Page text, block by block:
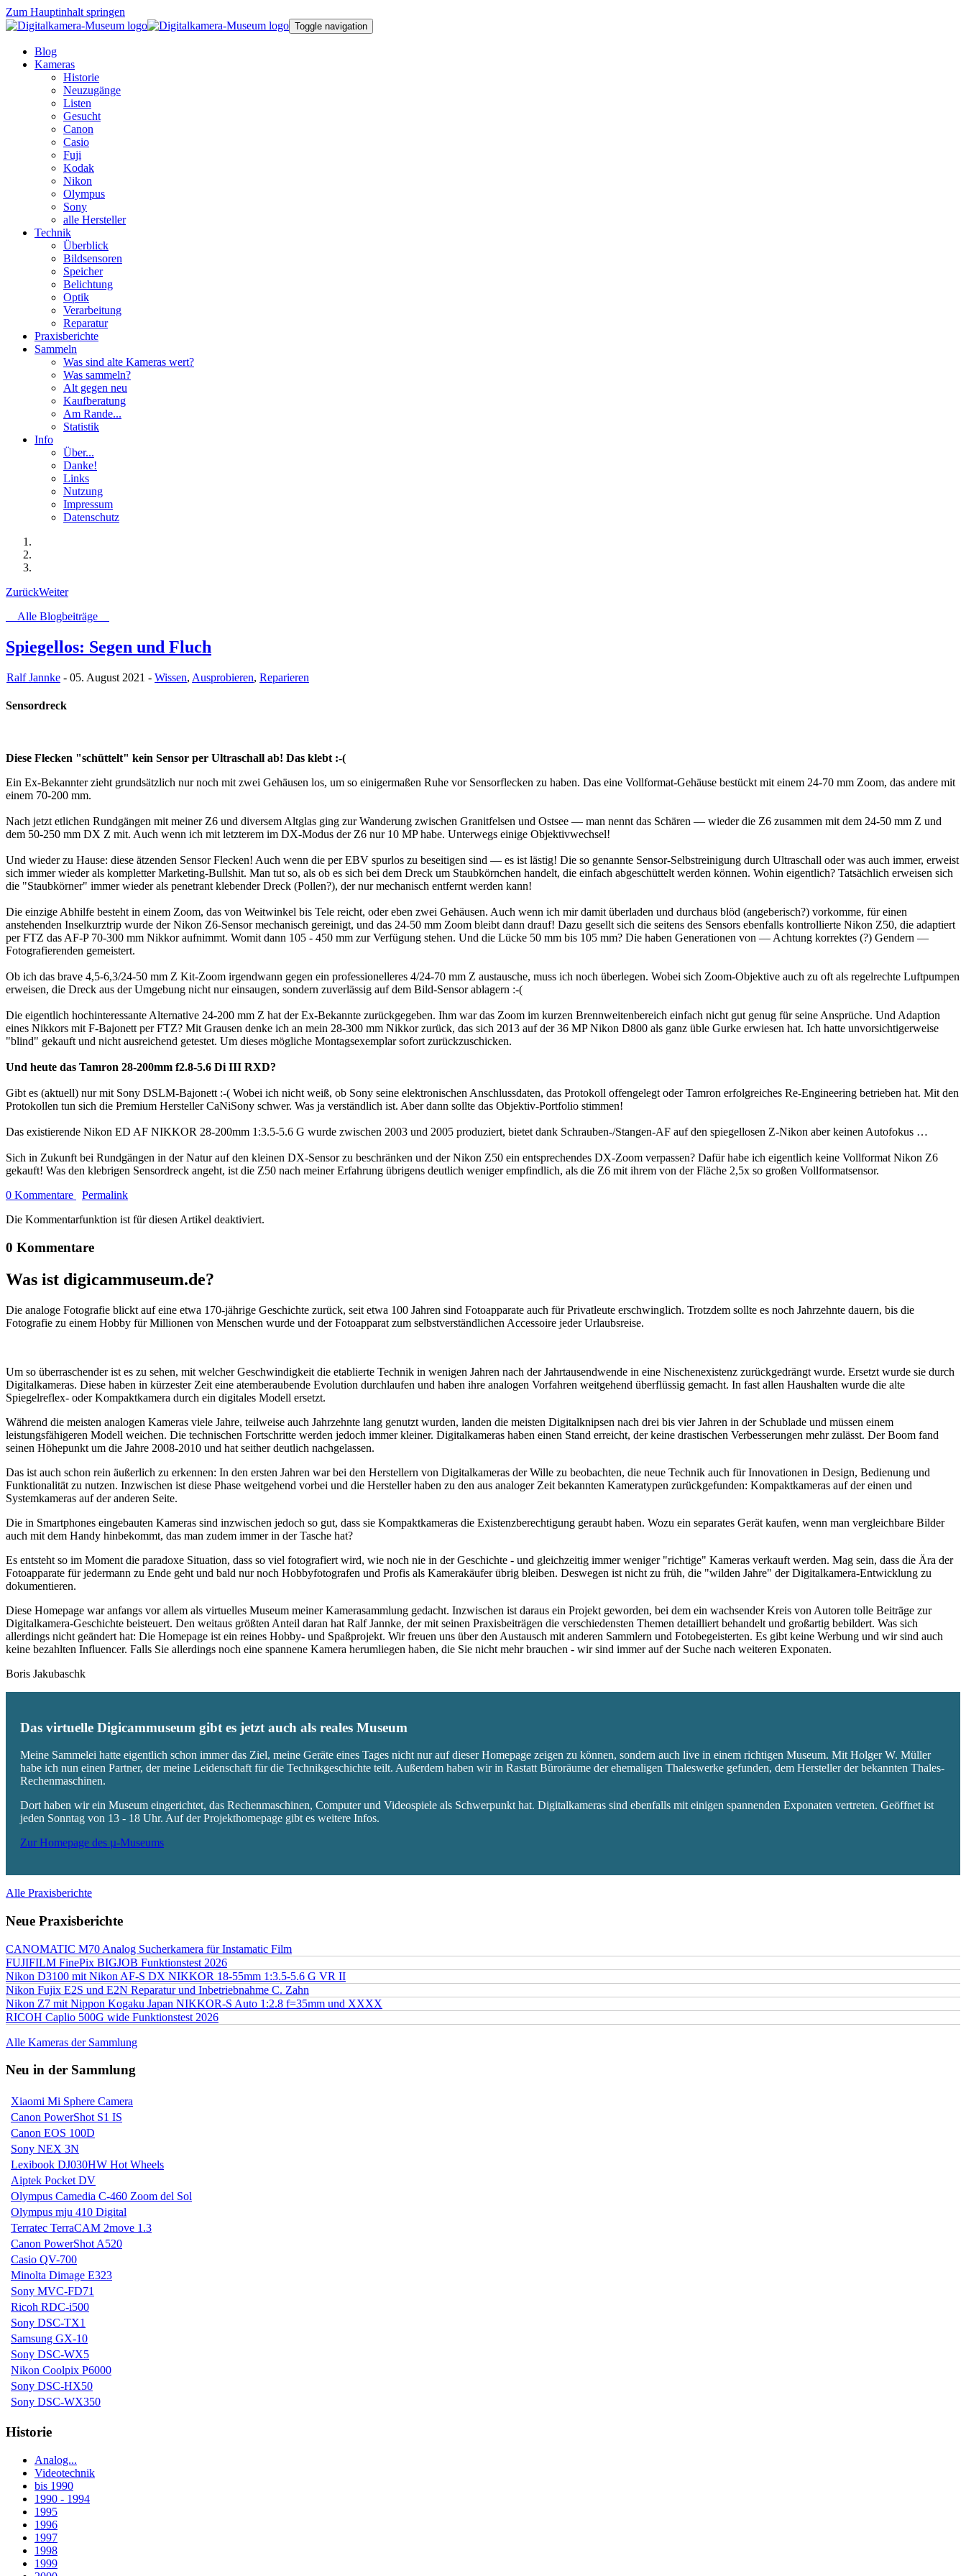
Zum Hauptinhalt springen
Toggle navigation
Blog
Kameras
Historie
Neuzugänge
Listen
Gesucht
Canon
Casio
Fuji
Kodak
Nikon
Olympus
Sony
alle Hersteller
Technik
Überblick
Bildsensoren
Speicher
Belichtung
Optik
Verarbeitung
Reparatur
Praxisberichte
Sammeln
Was sind alte Kameras wert?
Was sammeln?
Alt gegen neu
Kaufberatung
Am Rande...
Statistik
Info
Über...
Danke!
Links
Nutzung
Impressum
Datenschutz
ZurückWeiter
Alle Blogbeiträge
Spiegellos: Segen und Fluch
Ralf Jannke - 05. August 2021 - Wissen, Ausprobieren, Reparieren
Sensordreck
Diese Flecken "schüttelt" kein Sensor per Ultraschall ab! Das klebt :-(
Ein Ex-Bekannter zieht grundsätzlich nur noch mit zwei Gehäusen los, um so einigermaßen Ruhe vor Sensorflecken zu haben. Das eine Vollformat-Gehäuse bestückt mit einem 24-70 mm Zoom, das andere mit
einem 70-200 mm.
Nach jetzt etlichen Rundgängen mit meiner Z6 und diversem Altglas ging zur Wanderung zwischen Granitfelsen und Ostsee — man nennt das Schären — wieder die Z6 zusammen mit dem 24-50 mm Z und
dem 50-250 mm DX Z mit. Auch wenn ich mit letzterem im DX-Modus der Z6 nur 10 MP habe. Unterwegs einige Objektivwechsel!
Und wieder zu Hause: diese ätzenden Sensor Flecken! Auch wenn die per EBV spurlos zu beseitigen sind — es ist lästig! Die so genannte Sensor-Selbstreinigung durch Ultraschall oder was auch immer, erweist
sich immer wieder als kompletter Marketing-Bullshit. Man tut so, als ob es sich bei dem Dreck um Staubkörnchen handelt, die einfach abgeschüttelt werden können. Wohin eigentlich? Tatsächlich erweisen sich
die "Staubkörner" immer wieder als penetrant klebender Dreck (Pollen?), der nur mechanisch entfernt werden kann!
Die einzige Abhilfe besteht in einem Zoom, das von Weitwinkel bis Tele reicht, oder eben zwei Gehäusen. Auch wenn ich mir damit überladen und durchaus blöd (angeberisch?) vorkomme, für einen
anstehenden Inselkurztrip wurde der Nikon Z6-Sensor mechanisch gereinigt, und das 24-50 mm Zoom bleibt dann drauf! Dazu gesellt sich die seitens des Sensors ebenfalls kontrollierte Nikon Z50, die adaptiert
per FTZ das AF-P 70-300 mm Nikkor aufnimmt. Womit dann 105 - 450 mm zur Verfügung stehen. Und die Lücke 50 mm bis 105 mm? Die haben Generationen von — Achtung korrektes (?) Gendern —
Fotografierenden gemeistert.
Ob ich das brave 4,5-6,3/24-50 mm Z Kit-Zoom irgendwann gegen ein professionelleres 4/24-70 mm Z austausche, muss ich noch überlegen. Wobei sich Zoom-Objektive auch zu oft als regelrechte Luftpumpen
erweisen, die Dreck aus der Umgebung nicht nur einsaugen, sondern zuverlässig auf dem Bild-Sensor ablagern :-(
Die eigentlich hochinteressante Alternative 24-200 mm Z hat der Ex-Bekannte zurückgegeben. Ihm war das Zoom im kurzen Brennweitenbereich einfach nicht gut genug für seine Ansprüche. Und Adaption
eines Nikkors mit F-Bajonett per FTZ? Mit Grausen denke ich an mein 28-300 mm Nikkor zurück, das sich 2013 auf der 36 MP Nikon D800 als ganz üble Gurke erwiesen hat. Ich hatte unvorsichtigerweise
"blind" gekauft und nicht ausreichend getestet. Um dieses mögliche Montagsexemplar sofort zurückzuschicken.
Und heute das Tamron 28-200mm f2.8-5.6 Di III RXD?
Gibt es (aktuell) nur mit Sony DSLM-Bajonett :-( Wobei ich nicht weiß, ob Sony seine elektronischen Anschlussdaten, das Protokoll offengelegt oder Tamron erfolgreiches Re-Engineering betrieben hat. Mit den
Protokollen tun sich die Premium Hersteller CaNiSony schwer. Was ja verständlich ist. Aber dann sollte das Objektiv-Portfolio stimmen!
Das existierende Nikon ED AF NIKKOR 28-200mm 1:3.5-5.6 G wurde zwischen 2003 und 2005 produziert, bietet dank Schrauben-/Stangen-AF auf den spiegellosen Z-Nikon aber keinen Autofokus …
Sich in Zukunft bei Rundgängen in der Natur auf den kleinen DX-Sensor zu beschränken und der Nikon Z50 ein entsprechendes DX-Zoom verpassen? Dafür habe ich eigentlich keine Vollformat Nikon Z6
gekauft! Was den klebrigen Sensordreck angeht, ist die Z50 nach meiner Erfahrung übrigens deutlich weniger empfindlich, als die Z6 mit ihrem von der Fläche 2,5x so großen Vollformatsensor.
0 Kommentare
Permalink
Die Kommentarfunktion ist für diesen Artikel deaktiviert.
0 Kommentare
Was ist digicammuseum.de?
Die analoge Fotografie blickt auf eine etwa 170-jährige Geschichte zurück, seit etwa 100 Jahren sind Fotoapparate auch für Privatleute erschwinglich. Trotzdem sollte es noch Jahrzehnte dauern, bis die
Fotografie zu einem Hobby für Millionen von Menschen wurde und der Fotoapparat zum selbstverständlichen Accessoire jeder Urlaubsreise.
Um so überraschender ist es zu sehen, mit welcher Geschwindigkeit die etablierte Technik in wenigen Jahren nach der Jahrtausendwende in eine Nischenexistenz zurückgedrängt wurde. Ersetzt wurde sie durch
Digitalkameras. Diese haben in kürzester Zeit eine atemberaubende Evolution durchlaufen und haben ihre analogen Vorfahren weitgehend überflüssig gemacht. In fast allen Haushalten wurde die alte
Spiegelreflex- oder Kompaktkamera durch ein digitales Modell ersetzt.
Während die meisten analogen Kameras viele Jahre, teilweise auch Jahrzehnte lang genutzt wurden, landen die meisten Digitalknipsen nach drei bis vier Jahren in der Schublade und müssen einem
leistungsfähigeren Modell weichen. Die technischen Fortschritte werden jedoch immer kleiner. Digitalkameras haben einen Stand erreicht, der keine drastischen Verbesserungen mehr zulässt. Der Boom fand
seinen Höhepunkt um die Jahre 2008-2010 und hat seither deutlich nachgelassen.
Das ist auch schon rein äußerlich zu erkennen: In den ersten Jahren war bei den Herstellern von Digitalkameras der Wille zu beobachten, die neue Technik auch für Innovationen in Design, Bedienung und
Funktionalität zu nutzen. Inzwischen ist diese Phase weitgehend vorbei und die Hersteller haben zu den aus analoger Zeit bekannten Kameratypen zurückgefunden: Kompaktkameras auf der einen und
Systemkameras auf der anderen Seite.
Die in Smartphones eingebauten Kameras sind inzwischen jedoch so gut, dass sie Kompaktkameras die Existenzberechtigung geraubt haben. Wozu ein separates Gerät kaufen, wenn man vergleichbare Bilder
auch mit dem Handy hinbekommt, das man zudem immer in der Tasche hat?
Es entsteht so im Moment die paradoxe Situation, dass so viel fotografiert wird, wie noch nie in der Geschichte - und gleichzeitig immer weniger "richtige" Kameras verkauft werden. Mag sein, dass die Ära der
Fotoapparate für jedermann zu Ende geht und bald nur noch Hobbyfotografen und Profis als Kamerakäufer übrig bleiben. Deswegen ist nicht zu früh, die "wilden Jahre" der Digitalkamera-Entwicklung zu
dokumentieren.
Diese Homepage war anfangs vor allem als virtuelles Museum meiner Kamerasammlung gedacht. Inzwischen ist daraus ein Projekt geworden, bei dem ein wachsender Kreis von Autoren tolle Beiträge zur
Digitalkamera-Geschichte beisteuert. Den weitaus größten Anteil daran hat Ralf Jannke, der mit seinen Praxisbeiträgen die verschiedensten Themen detailliert behandelt und großartig bebildert. Was sich
allerdings nicht geändert hat: Die Homepage ist ein reines Hobby- und Spaßprojekt. Wir freuen uns über den Austausch mit anderen Sammlern und Fotobegeisterten. Es gibt keine Werbung und wir sind auch
keine bezahlten Influencer. Falls Sie allerdings noch eine spannene Kamera herumliegen haben, die Sie nicht mehr brauchen - wir sind immer auf der Suche nach weiteren Exponaten.
Boris Jakubaschk
Das virtuelle Digicammuseum gibt es jetzt auch als reales Museum
Meine Sammelei hatte eigentlich schon immer das Ziel, meine Geräte eines Tages nicht nur auf dieser Homepage zeigen zu können, sondern auch live in einem richtigen Museum. Mit Holger W. Müller
habe ich nun einen Partner, der meine Leidenschaft für die Technikgeschichte teilt. Außerdem haben wir in Rastatt Büroräume der ehemaligen Thaleswerke gefunden, dem Hersteller der bekannten Thales-
Rechenmaschinen.
Dort haben wir ein Museum eingerichtet, das Rechenmaschinen, Computer und Videospiele als Schwerpunkt hat. Digitalkameras sind ebenfalls mit einigen spannenden Exponaten vertreten. Geöffnet ist
jeden Sonntag von 13 - 18 Uhr. Auf der Projekthomepage gibt es weitere Infos.
Zur Homepage des µ-Museums
Alle Praxisberichte
Neue Praxisberichte
CANOMATIC M70 Analog Sucherkamera für Instamatic Film
FUJIFILM FinePix BIGJOB Funktionstest 2026
Nikon D3100 mit Nikon AF-S DX NIKKOR 18-55mm 1:3.5-5.6 G VR II
Nikon Fujix E2S und E2N Reparatur und Inbetriebnahme C. Zahn
Nikon Z7 mit Nippon Kogaku Japan NIKKOR-S Auto 1:2.8 f=35mm und XXXX
RICOH Caplio 500G wide Funktionstest 2026
Alle Kameras der Sammlung
Neu in der Sammlung
Xiaomi Mi Sphere Camera
Canon PowerShot S1 IS
Canon EOS 100D
Sony NEX 3N
Lexibook DJ030HW Hot Wheels
Aiptek Pocket DV
Olympus Camedia C-460 Zoom del Sol
Olympus mju 410 Digital
Terratec TerraCAM 2move 1.3
Canon PowerShot A520
Casio QV-700
Minolta Dimage E323
Sony MVC-FD71
Ricoh RDC-i500
Sony DSC-TX1
Samsung GX-10
Sony DSC-WX5
Nikon Coolpix P6000
Sony DSC-HX50
Sony DSC-WX350
Historie
Analog...
Videotechnik
bis 1990
1990 - 1994
1995
1996
1997
1998
1999